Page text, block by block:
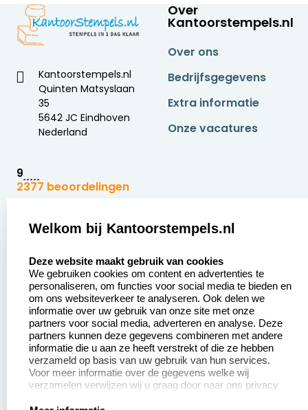
Kantoorstempels.nl
Quinten Matsyslaan
35
5642 JC Eindhoven
Nederland
9
2377 beoordelingen
Over
Kantoorstempels.nl
Over ons
Bedrijfsgegevens
Extra informatie
Onze vacatures
Zakelijk:
Aanvraag op maat
Betaling &
Verzending
Wederverkoper
worden
Sale
Klantenservice:
Contact opnemen
Veel gestelde vragen
Retourneren
Herroepingsrecht
Welkom bij Kantoorstempels.nl
Deze website maakt gebruik van cookies
We gebruiken cookies om content en advertenties te
personaliseren, om functies voor social media te bieden en
om ons websiteverkeer te analyseren. Ook delen we
informatie over uw gebruik van onze site met onze
partners voor social media, adverteren en analyse. Deze
partners kunnen deze gegevens combineren met andere
informatie die u aan ze heeft verstrekt of die ze hebben
verzameld op basis van uw gebruik van hun services.
Voor meer informatie over de gegevens welke wij
verzamelen verwijzen wij u graag door naar ons privacy